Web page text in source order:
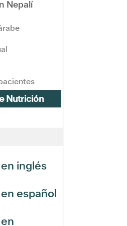
Nepalí
Nutrición
inglés
español